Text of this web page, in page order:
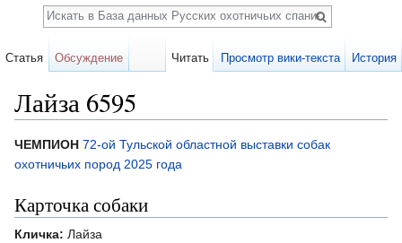
Лайза 6595
ЧЕМПИОН 72-ой Тульской областной выставки собак
охотничьих пород 2025 года
Карточка собаки
Кличка: Лайза
Статья Обсуждение Читать Просмотр вики-текста История
Поиск